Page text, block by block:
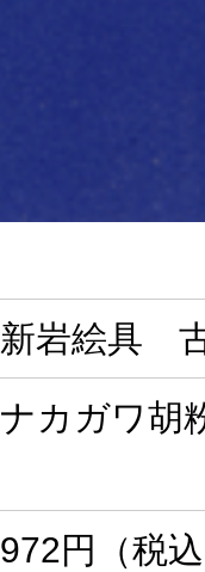
新岩絵具
ナカガワ胡
972円（税